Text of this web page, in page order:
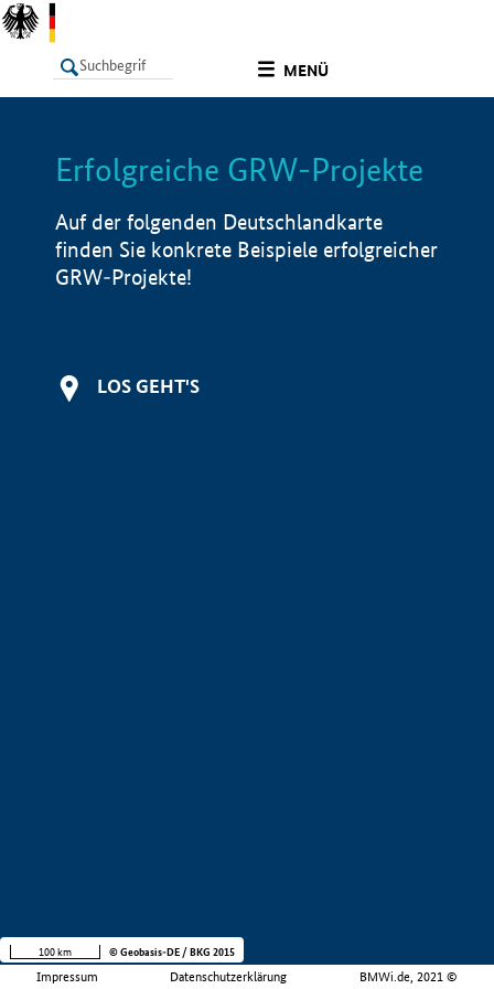
MENÜ
LISTE Info
Erfolgreiche GRW-Projekte
Auf der folgenden Deutschlandkarte
finden Sie konkrete Beispiele erfolgreicher
GRW-Projekte!
LOS GEHT'S
Impressum Datenschutzerklärung BMWi.de, 2021 ©
100 km © Geobasis-DE / BKG 2015